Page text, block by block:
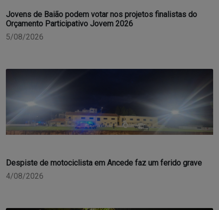
Jovens de Baião podem votar nos projetos finalistas do
Orçamento Participativo Jovem 2026
5/08/2026
Despiste de motociclista em Ancede faz um ferido grave
4/08/2026